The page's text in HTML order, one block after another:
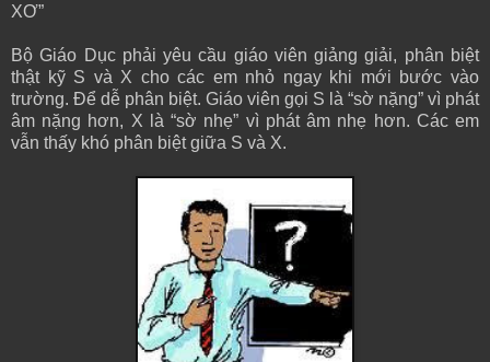
XƠ”
Bộ Giáo Dục phải yêu cầu giáo viên giảng giải, phân biệt
thật kỹ S và X cho các em nhỏ ngay khi mới bước vào
trường. Để dễ phân biệt. Giáo viên gọi S là “sờ nặng” vì phát
âm nặng hơn, X là “sờ nhẹ” vì phát âm nhẹ hơn. Các em
vẫn thấy khó phân biệt giữa S và X.